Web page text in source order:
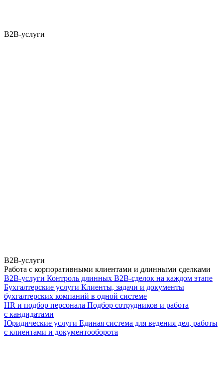
B2B-услуги
B2B-услуги
Работа с корпоративными клиентами и длинными сделками
B2B-услуги Контроль длинных B2B-сделок на каждом этапе
Бухгалтерские услуги Клиенты, задачи и документы
бухгалтерских компаний в одной системе
HR и подбор персонала Подбор сотрудников и работа
с кандидатами
Юридические услуги Единая система для ведения дел, работы
с клиентами и документооборота